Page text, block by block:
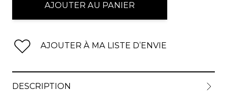
AJOUTER AU PANIER
AJOUTER À MA LISTE D’ENVIE
DESCRIPTION